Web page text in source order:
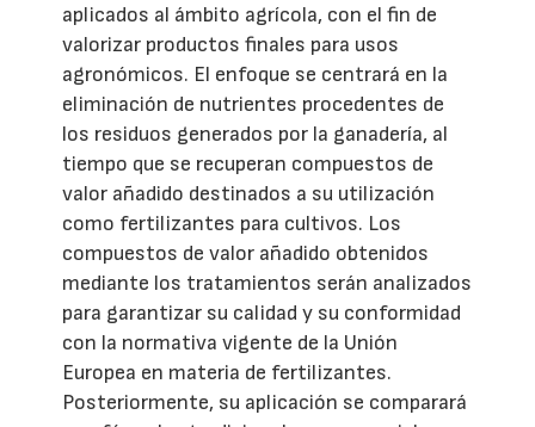
aplicados al ámbito agrícola, con el fin de
valorizar productos finales para usos
agronómicos. El enfoque se centrará en la
eliminación de nutrientes procedentes de
los residuos generados por la ganadería, al
tiempo que se recuperan compuestos de
valor añadido destinados a su utilización
como fertilizantes para cultivos. Los
compuestos de valor añadido obtenidos
mediante los tratamientos serán analizados
para garantizar su calidad y su conformidad
con la normativa vigente de la Unión
Europea en materia de fertilizantes.
Posteriormente, su aplicación se comparará